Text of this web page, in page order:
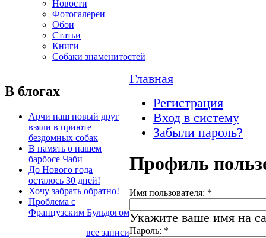
Новости
Фотогалереи
Обои
Статьи
Книги
Собаки знаменитостей
В блогах
Арчи наш новый друг
взяли в приюте
бездомных собак
В память о нашем
барбосе Чаби
До Нового года
осталось 30 дней!
Хочу забрать обратно!
Проблема с
Французским Бульдогом
все записи
Главная
Регистрация
Вход в систему
Забыли пароль?
Профиль
Имя пользователя: *
Укажите ваше имя на
Пароль: *